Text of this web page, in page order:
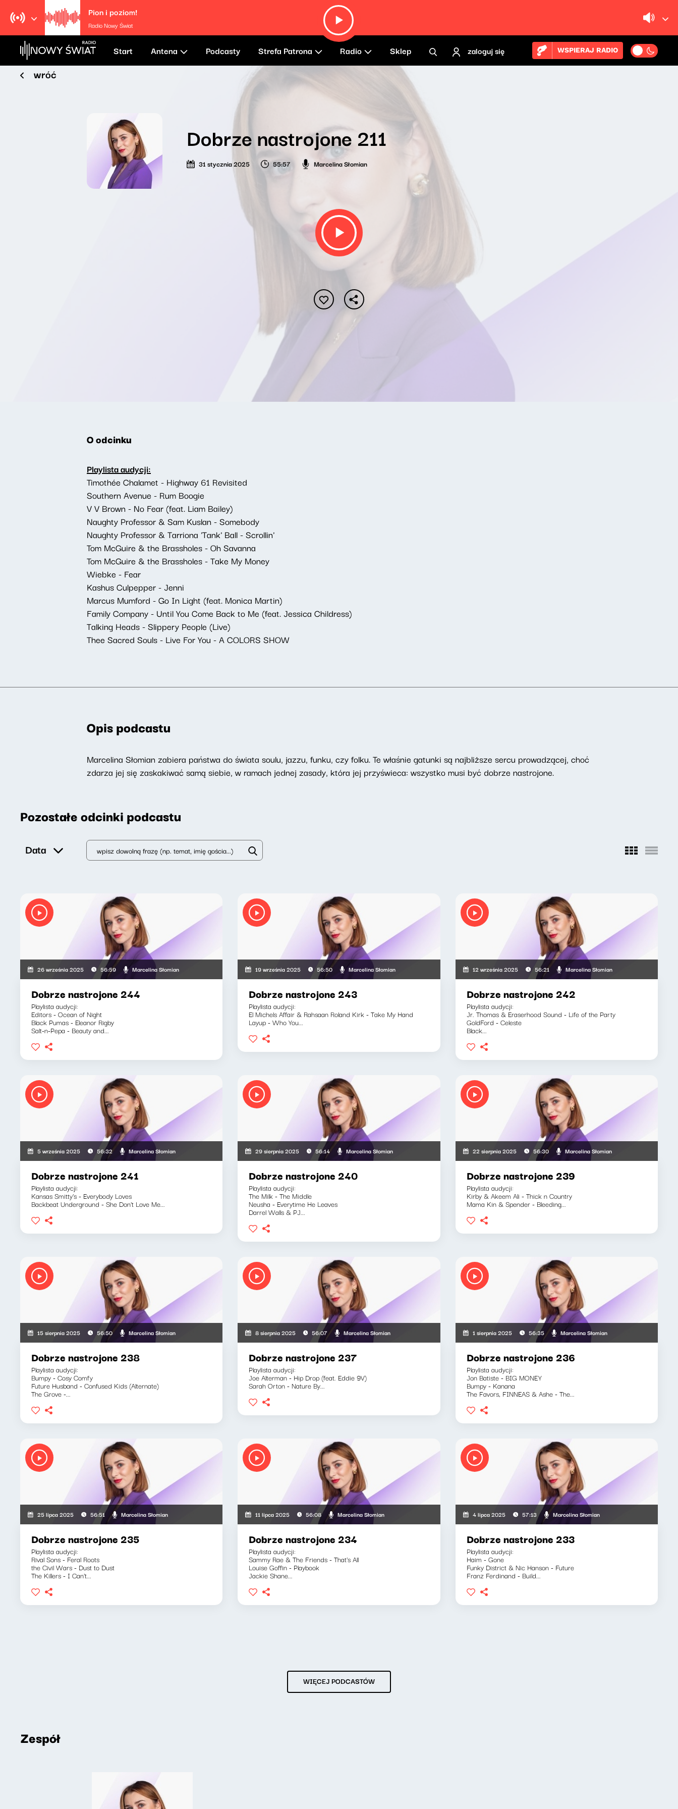
Pion i poziom!
Radio Nowy Świat
Start Antena Podcasty Strefa Patrona Radio Sklep zaloguj się WSPIERAJ RADIO
wróć
Dobrze nastrojone 211
31 stycznia 2025 55:57 Marcelina Słomian
O odcinku
Playlista audycji:
Timothée Chalamet - Highway 61 Revisited
Southern Avenue - Rum Boogie
V V Brown - No Fear (feat. Liam Bailey)
Naughty Professor & Sam Kuslan - Somebody
Naughty Professor & Tarriona 'Tank' Ball - Scrollin'
Tom McGuire & the Brassholes - Oh Savanna
Tom McGuire & the Brassholes - Take My Money
Wiebke - Fear
Kashus Culpepper - Jenni
Marcus Mumford - Go In Light (feat. Monica Martin)
Family Company - Until You Come Back to Me (feat. Jessica Childress)
Talking Heads - Slippery People (Live)
Thee Sacred Souls - Live For You - A COLORS SHOW
Opis podcastu
Marcelina Słomian zabiera państwa do świata soulu, jazzu, funku, czy folku. Te właśnie gatunki są najbliższe sercu prowadzącej, choć
zdarza jej się zaskakiwać samą siebie, w ramach jednej zasady, która jej przyświeca: wszystko musi być dobrze nastrojone.
Pozostałe odcinki podcastu
Data
26 września 2025 56:59 Marcelina Słomian
Dobrze nastrojone 244
Playlista audycji:
Editors - Ocean of Night
Black Pumas - Eleanor Rigby
Salt-n-Pepa - Beauty and...
19 września 2025 56:50 Marcelina Słomian
Dobrze nastrojone 243
Playlista audycji:
El Michels Affair & Rahsaan Roland Kirk - Take My Hand
Layup - Who You...
12 września 2025 56:21 Marcelina Słomian
Dobrze nastrojone 242
Playlista audycji:
Jr. Thomas & Eraserhood Sound - Life of the Party
GoldFord - Celeste
Black...
5 września 2025 56:32 Marcelina Słomian
Dobrze nastrojone 241
Playlista audycji:
Kansas Smitty's - Everybody Loves
Backbeat Underground - She Don't Love Me...
29 sierpnia 2025 56:14 Marcelina Słomian
Dobrze nastrojone 240
Playlista audycji:
The Milk - The Middle
Neusha - Everytime He Leaves
Darrel Walls & PJ...
22 sierpnia 2025 56:30 Marcelina Słomian
Dobrze nastrojone 239
Playlista audycji:
Kirby & Akeem Ali - Thick n Country
Mama Kin & Spender - Bleeding...
15 sierpnia 2025 56:50 Marcelina Słomian
Dobrze nastrojone 238
Playlista audycji:
Bumpy - Cosy Comfy
Future Husband - Confused Kids (Alternate)
The Grove -...
8 sierpnia 2025 56:07 Marcelina Słomian
Dobrze nastrojone 237
Playlista audycji:
Joe Alterman - Hip Drop (feat. Eddie 9V)
Sarah Orton - Nature By...
1 sierpnia 2025 56:35 Marcelina Słomian
Dobrze nastrojone 236
Playlista audycji:
Jon Batiste - BIG MONEY
Bumpy - Kanana
The Favors, FINNEAS & Ashe - The...
25 lipca 2025 56:51 Marcelina Słomian
Dobrze nastrojone 235
Playlista audycji:
Rival Sons - Feral Roots
the Civil Wars - Dust to Dust
The Killers - I Can't...
11 lipca 2025 56:08 Marcelina Słomian
Dobrze nastrojone 234
Playlista audycji:
Sammy Rae & The Friends - That's All
Louise Goffin - Playbook
Jackie Shane...
4 lipca 2025 57:13 Marcelina Słomian
Dobrze nastrojone 233
Playlista audycji:
Haim - Gone
Funky District & Nic Hanson - Future
Franz Ferdinand - Build...
WIĘCEJ PODCASTÓW
Zespół